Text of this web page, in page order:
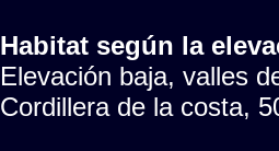
Habitat según la
Elevación baja, valles
Cordillera de la costa,